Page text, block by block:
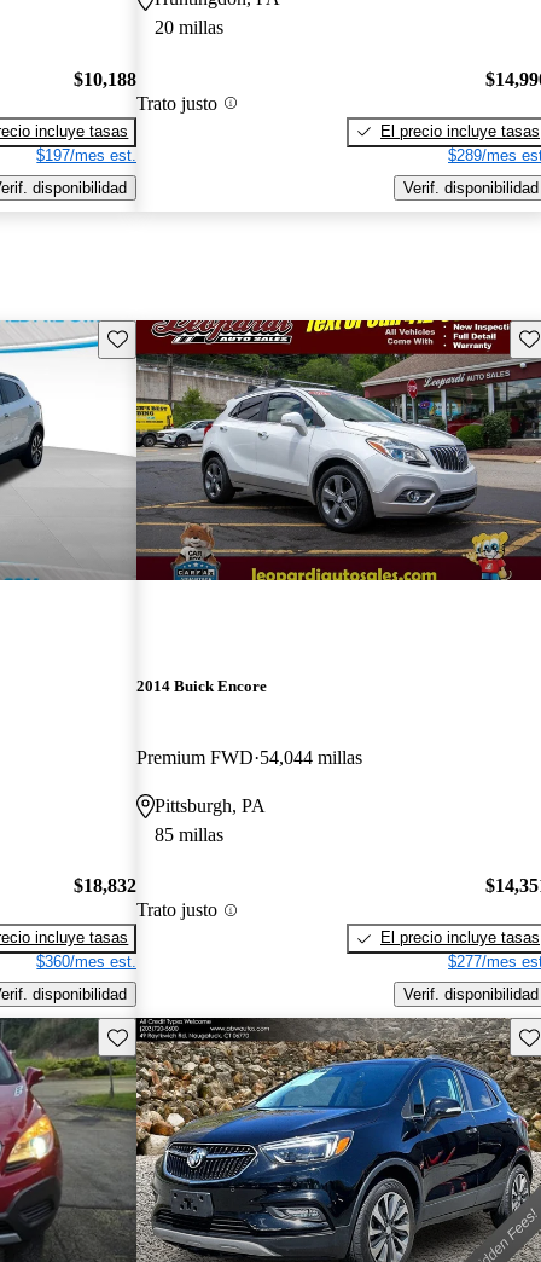
$10,188
incluye tasas
$197/mes est.
disponibilidad
20 millas
Trato justo
El precio incluye tasas
$289/mes
Verif. disponibilidad
Guarda este Aviso
$18,832
incluye tasas
$360/mes est.
disponibilidad
2014 Buick Encore
Premium FWD 54,044 millas
Pittsburgh, PA
85 millas
Trato justo
El precio incluye tasas
$277/mes
Verif. disponibilidad
Guarda este Aviso